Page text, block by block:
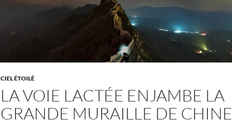
CIEL ÉTOILÉ
LA VOIE LACTÉE ENJAMBE LA
GRANDE MURAILLE DE CHINE